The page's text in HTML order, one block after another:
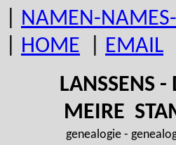
NAMEN-
HOME EMAIL
LANSSENS -
MEIRE
genealogie -